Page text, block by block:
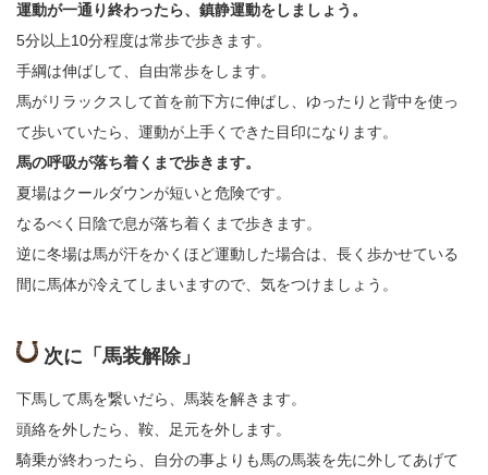
運動が一通り終わったら、鎮静運動をしましょう。
5分以上10分程度は常歩で歩きます。
手綱は伸ばして、自由常歩をします。
馬がリラックスして首を前下方に伸ばし、ゆったりと背中を使っ
て歩いていたら、運動が上手くできた目印になります。
馬の呼吸が落ち着くまで歩きます。
夏場はクールダウンが短いと危険です。
なるべく日陰で息が落ち着くまで歩きます。
逆に冬場は馬が汗をかくほど運動した場合は、長く歩かせている
間に馬体が冷えてしまいますので、気をつけましょう。
次に「馬装解除」
下馬して馬を繋いだら、馬装を解きます。
頭絡を外したら、鞍、足元を外します。
騎乗が終わったら、自分の事よりも馬の馬装を先に外してあげて